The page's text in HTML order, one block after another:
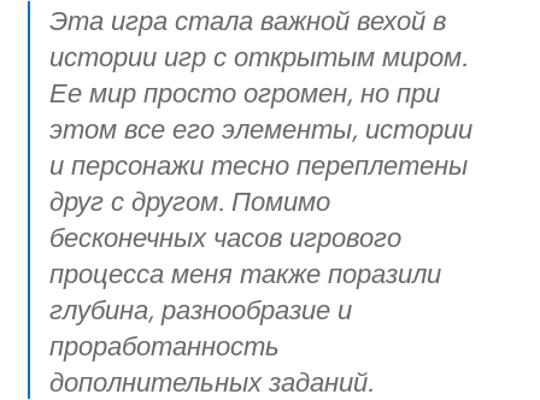
Эта игра стала важной вехой в
истории игр с открытым миром.
Ее мир просто огромен, но при
этом все его элементы, истории
и персонажи тесно переплетены
друг с другом. Помимо
бесконечных часов игрового
процесса меня также поразили
глубина, разнообразие и
проработанность
дополнительных заданий.